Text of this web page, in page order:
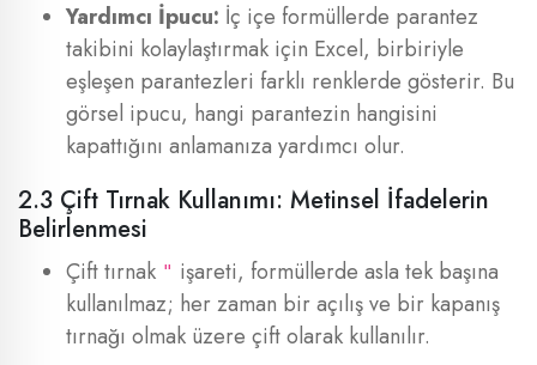
Yardımcı İpucu: İç içe formüllerde parantez
takibini kolaylaştırmak için Excel, birbiriyle
eşleşen parantezleri farklı renklerde gösterir. Bu
görsel ipucu, hangi parantezin hangisini
kapattığını anlamanıza yardımcı olur.
2.3 Çift Tırnak Kullanımı: Metinsel İfadelerin
Belirlenmesi
Çift tırnak " işareti, formüllerde asla tek başına
kullanılmaz; her zaman bir açılış ve bir kapanış
tırnağı olmak üzere çift olarak kullanılır.